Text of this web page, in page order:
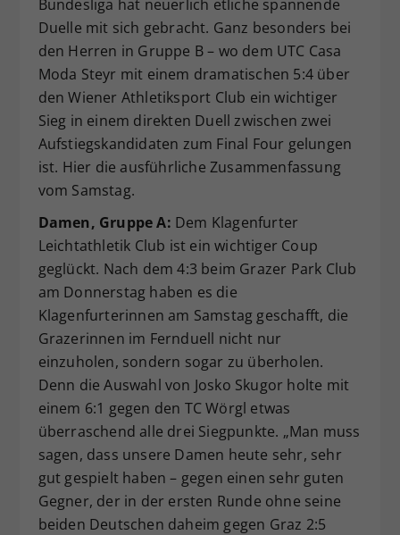
Bundesliga hat neuerlich etliche spannende
Duelle mit sich gebracht. Ganz besonders bei
den Herren in Gruppe B – wo dem UTC Casa
Moda Steyr mit einem dramatischen 5:4 über
den Wiener Athletiksport Club ein wichtiger
Sieg in einem direkten Duell zwischen zwei
Aufstiegskandidaten zum Final Four gelungen
ist. Hier die ausführliche Zusammenfassung
vom Samstag.
Damen, Gruppe A: Dem Klagenfurter
Leichtathletik Club ist ein wichtiger Coup
geglückt. Nach dem 4:3 beim Grazer Park Club
am Donnerstag haben es die
Klagenfurterinnen am Samstag geschafft, die
Grazerinnen im Fernduell nicht nur
einzuholen, sondern sogar zu überholen.
Denn die Auswahl von Josko Skugor holte mit
einem 6:1 gegen den TC Wörgl etwas
überraschend alle drei Siegpunkte. „Man muss
sagen, dass unsere Damen heute sehr, sehr
gut gespielt haben – gegen einen sehr guten
Gegner, der in der ersten Runde ohne seine
beiden Deutschen daheim gegen Graz 2:5
Zweck
Dieser Wert speichert Ihre Consent-
Einstellungen. Unter anderem eine
zufällig generierte ID, für die
historische Speicherung Ihrer
vorgenommen Einstellungen, falls der
Webseiten-Betreiber dies eingestellt
hat.